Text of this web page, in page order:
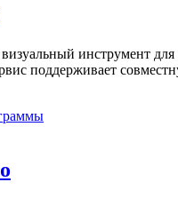
инструмент для
поддерживает